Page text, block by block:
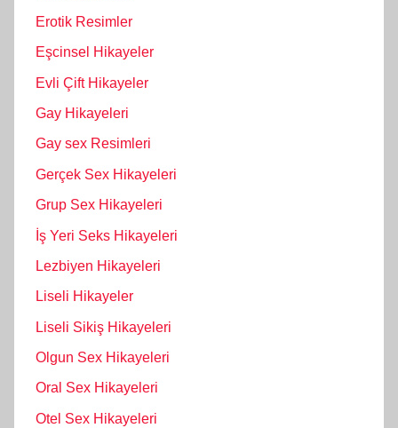
Erotik Resimler
Eşcinsel Hikayeler
Evli Çift Hikayeler
Gay Hikayeleri
Gay sex Resimleri
Gerçek Sex Hikayeleri
Grup Sex Hikayeleri
İş Yeri Seks Hikayeleri
Lezbiyen Hikayeleri
Liseli Hikayeler
Liseli Sikiş Hikayeleri
Olgun Sex Hikayeleri
Oral Sex Hikayeleri
Otel Sex Hikayeleri